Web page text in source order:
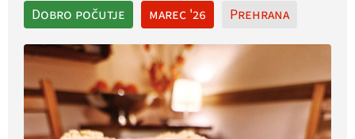
Dobro počutje marec '26 Prehrana